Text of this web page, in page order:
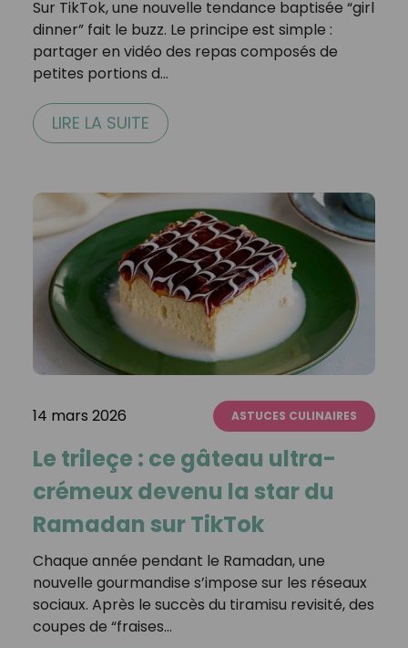
Sur TikTok, une nouvelle tendance baptisée “girl
dinner” fait le buzz. Le principe est simple :
partager en vidéo des repas composés de
petites portions d…
LIRE LA SUITE
14 mars 2026 ASTUCES CULINAIRES
Le trileçe : ce gâteau ultra-
crémeux devenu la star du
Ramadan sur TikTok
Chaque année pendant le Ramadan, une
nouvelle gourmandise s’impose sur les réseaux
sociaux. Après le succès du tiramisu revisité, des
coupes de “fraises…